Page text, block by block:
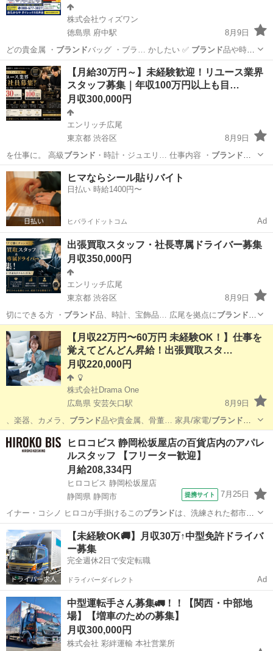
株式会社ウィズワン
徳島県 府中駅
8月9日
どの貴金属 ・ ブランドバッグ ・ブラ… かしたい ✅ ブランド品や時計
に興味が… にされてきたブランド 品、時計、ジュエ… 「買取・ブラ
ンド品・時計などに興…
徳島 名西郡 府中駅 内勤営業
【月給30万円～】未経験歓迎！リユース業界
スタッフ募集｜年収100万円以上も目…
月収300,000円
エンリッチ広尾
東京都 渋谷区
8月9日
を仕事に。 高級 ブランド ・時計・ジュエリ… 仕事内容 ・ ブランド
品、時計、ジュエ… したい方 ✅ブランド品や時計が好きな… 柄で
す。 高級ブランドや時計、ジュエリ…
東京 渋谷区 その他 ブランド
ヒマならシール貼りバイト
日払い 時給1400円〜
ヒバライドットコム Ad
出張買取スタッフ・社長専属ドライバー募集
月収350,000円
エンリッチ広尾
東京都 渋谷区
8月9日
切にできる方 ・ ブランド 品、時計、宝飾品… 広尾を拠点に ブランド
品・時計・宝飾品…
東京 渋谷区 その他
【月収22万円〜60万円 未経験OK！】仕事を
覚えてどんどん昇給！出張買取スタ…
月収220,000円
株式会社Drama One
広島県 安芸矢口駅
8月9日
、楽器、カメラ、 ブランド 品や貴金属、骨董… 家具/家電/ブランド
時計/貴金属…
広島 広島市 安芸矢口駅 その他 出張買取
ヒロコビス 静岡松坂屋店の百貨店内のアパレ
ルスタッフ 【フリーター歓迎】
月給208,334円
ヒロコビス 静岡松坂屋店
静岡県 静岡市
提携サイト 7月25日
イナー・コシノ ヒロコが手掛けるこのブランドは、洗練された都市的
なデザイン が特…
静岡 静岡市 ファッション
【未経験OK🚚】月収30万↑中型免許ドライバ
ー募集
完全週休2日で安定転職
ドライバーダイレクト Ad
中型運転手さん募集🚛！！【関西・中部地
場】【増車のための募集】
月収300,000円
株式会社 彩絆運輸 本社営業所